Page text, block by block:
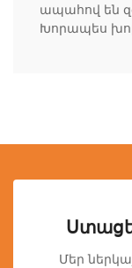
ապահով են
Խորապես
Մեր